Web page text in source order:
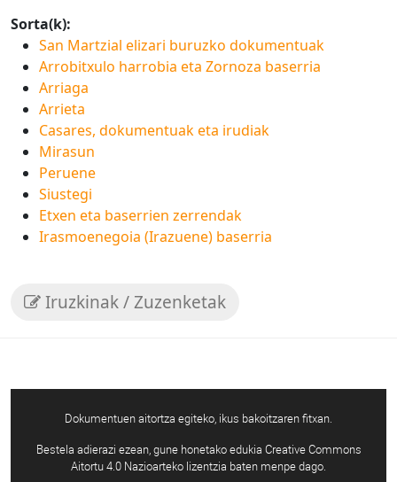
Sorta(k):
San Martzial elizari buruzko dokumentuak
Arrobitxulo harrobia eta Zornoza baserria
Arriaga
Arrieta
Casares, dokumentuak eta irudiak
Mirasun
Peruene
Siustegi
Etxen eta baserrien zerrendak
Irasmoenegoia (Irazuene) baserria
Iruzkinak / Zuzenketak
Dokumentuen aitortza egiteko, ikus bakoitzaren fitxan.
Bestela adierazi ezean, gune honetako edukia Creative Commons
Aitortu 4.0 Nazioarteko lizentzia baten menpe dago.